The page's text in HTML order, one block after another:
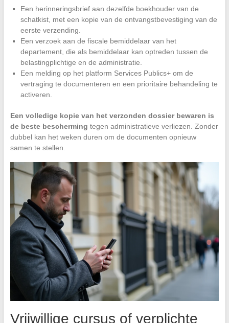
Een herinneringsbrief aan dezelfde boekhouder van de
schatkist, met een kopie van de ontvangstbevestiging van de
eerste verzending.
Een verzoek aan de fiscale bemiddelaar van het
departement, die als bemiddelaar kan optreden tussen de
belastingplichtige en de administratie.
Een melding op het platform Services Publics+ om de
vertraging te documenteren en een prioritaire behandeling te
activeren.
Een volledige kopie van het verzonden dossier bewaren is
de beste bescherming tegen administratieve verliezen. Zonder
dubbel kan het weken duren om de documenten opnieuw
samen te stellen.
Vrijwillige cursus of verplichte